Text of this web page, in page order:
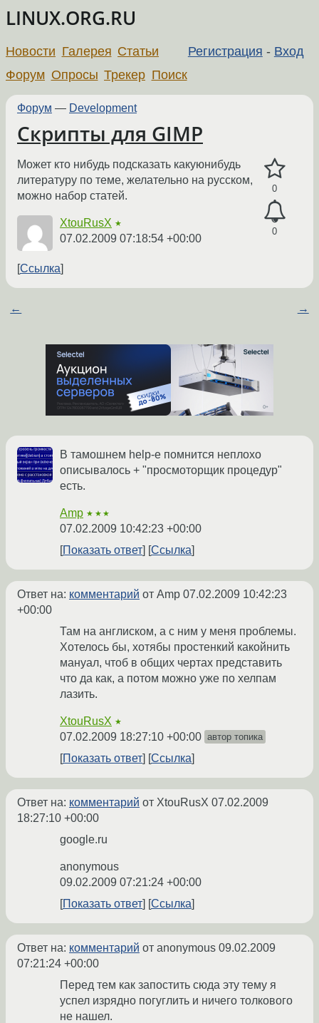
LINUX.ORG.RU
Регистрация - Вход
Новости Галерея Статьи
Форум Опросы Трекер Поиск
Форум — Development
Скрипты для GIMP
0
0
Может кто нибудь подсказать какуюнибудь
литературу по теме, желательно на русском,
можно набор статей.
XtouRusX ★
07.02.2009 07:18:54 +00:00
Ссылка
← →
В тамошнем help-е помнится неплохо
описывалось + "просмоторщик процедур"
есть.
Amp ★★★
07.02.2009 10:42:23 +00:00
Показать ответ
Ссылка
Ответ на: комментарий от Amp 07.02.2009 10:42:23
+00:00
Там на англиском, а с ним у меня проблемы.
Хотелось бы, хотябы простенкий какойнить
мануал, чтоб в общих чертах представить
что да как, а потом можно уже по хелпам
лазить.
XtouRusX ★
07.02.2009 18:27:10 +00:00 автор топика
Показать ответ Ссылка
Ответ на: комментарий от XtouRusX 07.02.2009
18:27:10 +00:00
google.ru
anonymous
09.02.2009 07:21:24 +00:00
Показать ответ
Ссылка
Ответ на: комментарий от anonymous 09.02.2009
07:21:24 +00:00
Перед тем как запостить сюда эту тему я
успел изрядно погуглить и ничего толкового
не нашел.